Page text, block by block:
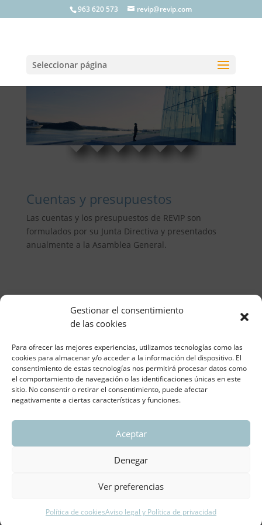
Gestionar el consentimiento
de las cookies
Para ofrecer las mejores experiencias, utilizamos tecnologías como las
cookies para almacenar y/o acceder a la información del dispositivo. El
consentimiento de estas tecnologías nos permitirá procesar datos como
el comportamiento de navegación o las identificaciones únicas en este
sitio. No consentir o retirar el consentimiento, puede afectar
negativamente a ciertas características y funciones.
Aceptar
Denegar
Ver preferencias
Política de cookiesAviso legal y Política de privacidad
963 620 573 revip@revip.com
Seleccionar página
Cuentas y presupuestos
Las cuentas y los presupuestos de REVIP son
formulados por su Junta Directiva y presentados
anualmente a la Asamblea General.
ASOCIACIÓN REGIONAL VALENCIANA DE
Aviso legal y política de privacidad